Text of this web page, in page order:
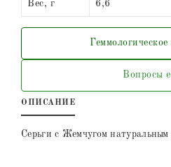
Вес, г 6,6
Вопросы
ОПИСАНИЕ
Серьги с Жемчугом натуральным